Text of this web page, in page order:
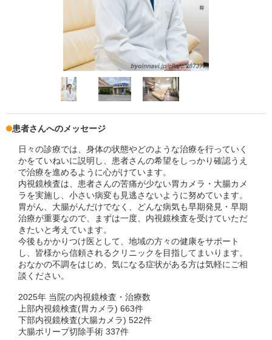
患者さんへのメッセージ
日々の診療では、身体の状態やどのような治療を行っていく
かをていねいに説明し、患者さんの希望をしっかり確認うえ
で治療を進めるように心がけています。
内視鏡検査は、患者さんの苦痛が少ない胃カメラ・大腸カメ
ラを実施し、小さい病変も見逃さないように努めています。
胃がん、大腸がんだけでなく、どんな病気も早期発見・早期
治療が重要なので、まずは一度、内視鏡検査を受けていただ
きたいと考えています。
今後もかかりつけ医として、地域の方々の健康をサポート
し、皆様から信頼されるクリニックを目指してまいります。
おなかの不調をはじめ、気になる症状がある方は気軽にご相
談ください。
2025年 当院の内視鏡検査・治療数
上部内視鏡検査(胃カメラ) 663件
下部内視鏡検査(大腸カメラ) 522件
大腸ポリープ切除手術 337件